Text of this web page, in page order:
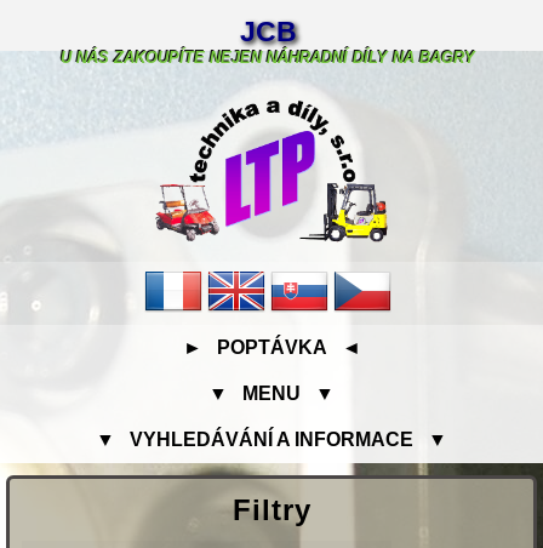
JCB
U NÁS ZAKOUPÍTE NEJEN NÁHRADNÍ DÍLY NA BAGRY
► POPTÁVKA ◄
▼ MENU ▼
▼ VYHLEDÁVÁNÍ A INFORMACE ▼
Filtry